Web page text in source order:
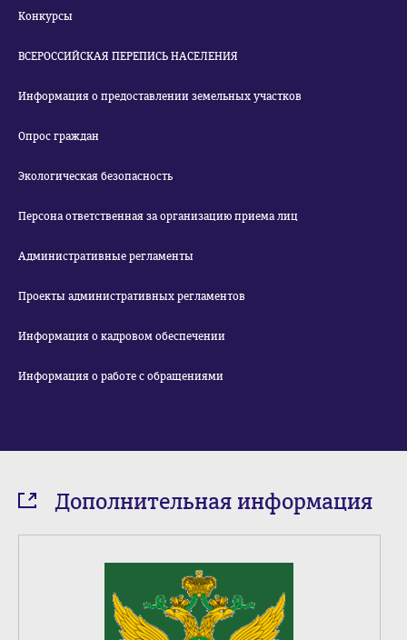
Конкурсы
ВСЕРОССИЙСКАЯ ПЕРЕПИСЬ НАСЕЛЕНИЯ
Информация о предоставлении земельных участков
Опрос граждан
Экологическая безопасность
Персона ответственная за организацию приема лиц
Административные регламенты
Проекты административных регламентов
Информация о кадровом обеспечении
Информация о работе с обращениями
Дополнительная информация